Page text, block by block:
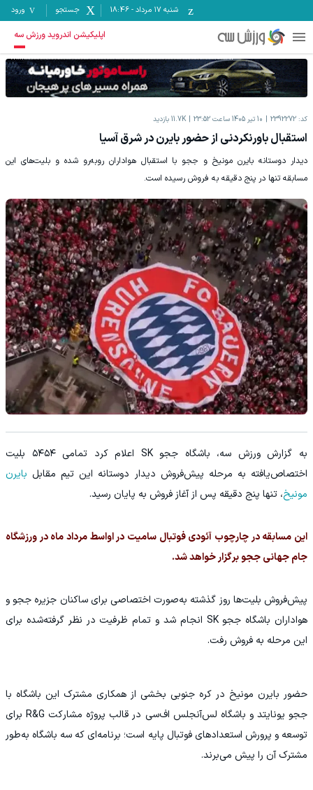
شنبه ۱۷ مرداد -
18:46 جستجو ورود
اپلیکیشن اندروید ورزش سه
کد: 2392272 10 تیر 1405 ساعت 23:52 11.7K بازدید
استقبال باورنکردنی از حضور بایرن در شرق آسیا
دیدار دوستانه بایرن مونیخ و ججو با استقبال هواداران روبه‌رو شده و بلیت‌های این
مسابقه تنها در پنج دقیقه به فروش رسیده است.
به گزارش ورزش سه، باشگاه ججو SK اعلام کرد تمامی ۵۴۵۴ بلیت
اختصاص‌یافته به مرحله پیش‌فروش دیدار دوستانه این تیم مقابل بایرن
مونیخ، تنها پنج دقیقه پس از آغاز فروش به پایان رسید.
این مسابقه در چارچوب آئودی فوتبال سامیت در اواسط مرداد ماه در ورزشگاه
جام جهانی ججو برگزار خواهد شد.
پیش‌فروش بلیت‌ها روز گذشته به‌صورت اختصاصی برای ساکنان جزیره ججو و
هواداران باشگاه ججو SK انجام شد و تمام ظرفیت در نظر گرفته‌شده برای
این مرحله به فروش رفت.
حضور بایرن مونیخ در کره جنوبی بخشی از همکاری مشترک این باشگاه با
ججو یونایتد و باشگاه لس‌آنجلس اف‌سی در قالب پروژه مشارکت R&G برای
توسعه و پرورش استعدادهای فوتبال پایه است؛ برنامه‌ای که سه باشگاه به‌طور
مشترک آن را پیش می‌برند.